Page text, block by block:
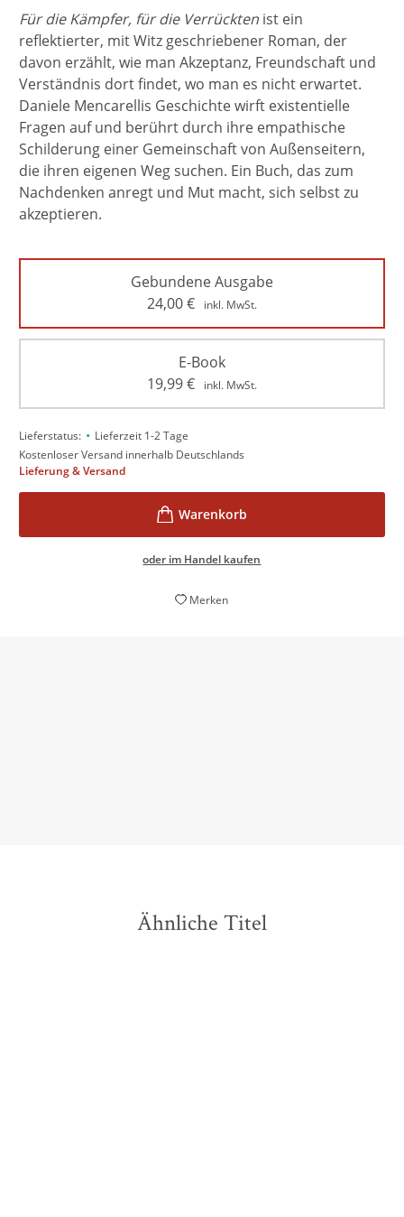
Für die Kämpfer, für die Verrücktenist ein
reflektierter, mit Witz geschriebener Roman, der
davon erzählt, wie man Akzeptanz, Freundschaft und
Verständnis dort findet, wo man es nicht erwartet.
Daniele Mencarellis Geschichte wirft existentielle
Fragen auf und berührt durch ihre empathische
Schilderung einer Gemeinschaft von Außenseitern,
die ihren eigenen Weg suchen. Ein Buch, das zum
Nachdenken anregt und Mut macht, sich selbst zu
akzeptieren.
Gebundene Ausgabe
24,00€ inkl. MwSt.
E-Book
19,99€ inkl. MwSt.
Lieferstatus: • Lieferzeit 1-2 Tage
Kostenloser Versand innerhalb Deutschlands
Lieferung & Versand
oder im Handel kaufen
Merken
Ähnliche Titel